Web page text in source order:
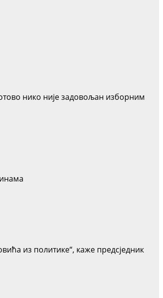
нико није задовољан изборним
из политике“, каже предсједник